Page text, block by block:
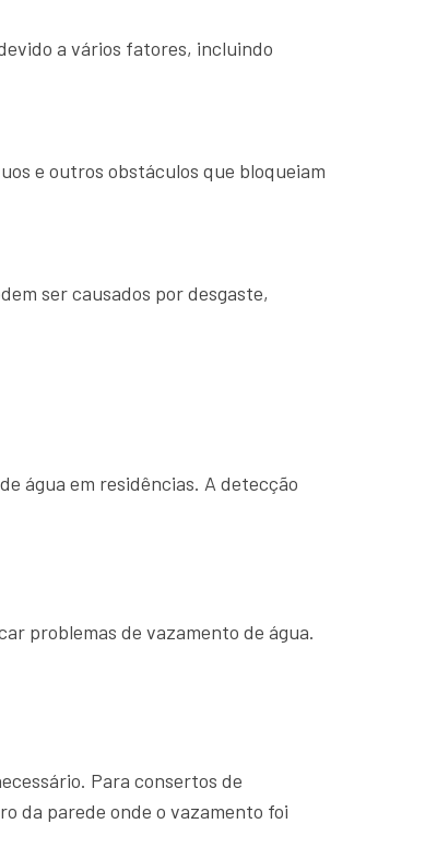
a vários fatores, incluindo
e outros obstáculos que bloqueiam
ser causados por desgaste,
água em residências. A detecção
problemas de vazamento de água.
Para consertos de
da parede onde o vazamento foi